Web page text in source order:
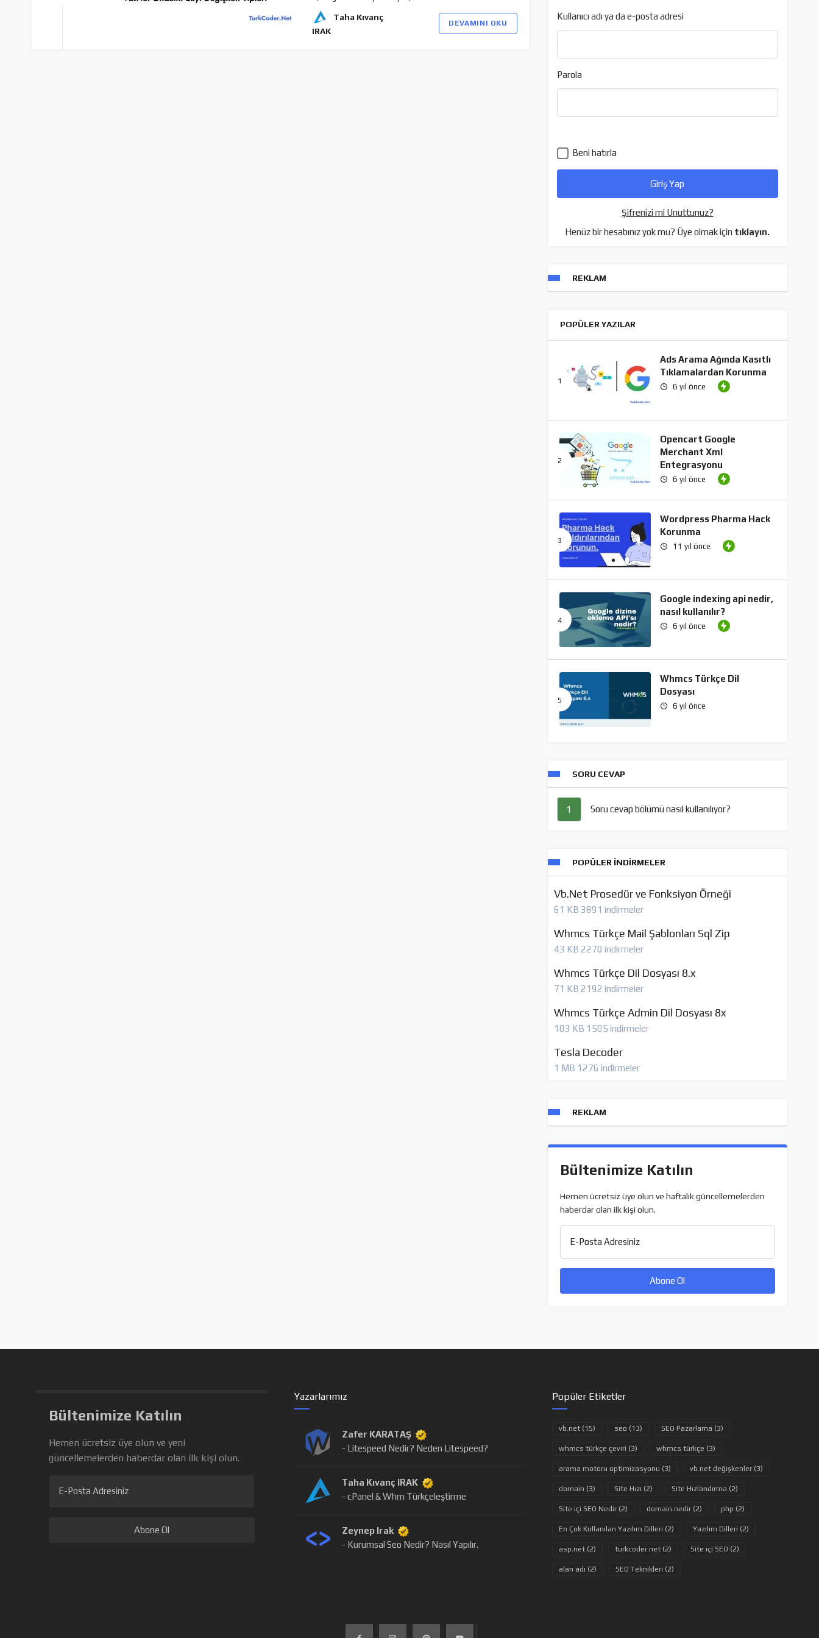
Taha Kıvanç
IRAK
DEVAMINI OKU
Kullanıcı adı ya da e-posta adresi
Parola
Beni hatırla
Şifrenizi mi Unuttunuz?
Henüz bir hesabınız yok mu? Üye olmak için tıklayın.
REKLAM
POPÜLER YAZILAR
Ads Arama Ağında Kasıtlı
Tıklamalardan Korunma
6 yıl önce
Opencart Google
Merchant Xml
Entegrasyonu
6 yıl önce
Wordpress Pharma Hack
Korunma
11 yıl önce
Google indexing api nedir,
nasıl kullanılır?
6 yıl önce
Whmcs Türkçe Dil
Dosyası
6 yıl önce
SORU CEVAP
1 Soru cevap bölümü nasıl kullanılıyor?
POPÜLER İNDIRMELER
Vb.Net Prosedür ve Fonksiyon Örneği
61 KB 3891 indirmeler
Whmcs Türkçe Mail Şablonları Sql Zip
43 KB 2270 indirmeler
Whmcs Türkçe Dil Dosyası 8.x
71 KB 2192 indirmeler
Whmcs Türkçe Admin Dil Dosyası 8x
103 KB 1505 indirmeler
Tesla Decoder
1 MB 1276 indirmeler
REKLAM
Bültenimize Katılın
Hemen ücretsiz üye olun ve haftalık güncellemelerden
haberdar olan ilk kişi olun.
E-Posta Adresiniz
Bültenimize Katılın
Hemen ücretsiz üye olun ve yeni
güncellemelerden haberdar olan ilk kişi olun.
E-Posta Adresiniz
Yazarlarımız
Zafer KARATAŞ
- Litespeed Nedir? Neden Litespeed?
Taha Kıvanç IRAK
- cPanel & Whm Türkçeleştirme
Zeynep Irak
- Kurumsal Seo Nedir? Nasıl Yapılır.
Popüler Etiketler
vb.net (15) seo (13) SEO Pazarlama (3)
whmcs türkçe çeviri (3) whmcs türkçe (3)
arama motoru optimizasyonu (3) vb.net değişkenler (3)
domain (3) Site Hızı (2) Site Hızlandırma (2)
Site içi SEO Nedir (2) domain nedir (2) php (2)
En Çok Kullanılan Yazılım Dilleri (2) Yazılım Dilleri (2)
asp.net (2) turkcoder.net (2) Site içi SEO (2)
alan adı (2) SEO Teknikleri (2)